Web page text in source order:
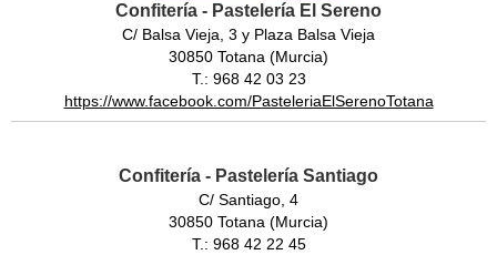
Confitería - Pastelería El Sereno
C/ Balsa Vieja, 3 y Plaza Balsa Vieja
30850 Totana (Murcia)
T.: 968 42 03 23
https://www.facebook.com/PasteleriaElSerenoTotana
Confitería - Pastelería Santiago
C/ Santiago, 4
30850 Totana (Murcia)
T.: 968 42 22 45